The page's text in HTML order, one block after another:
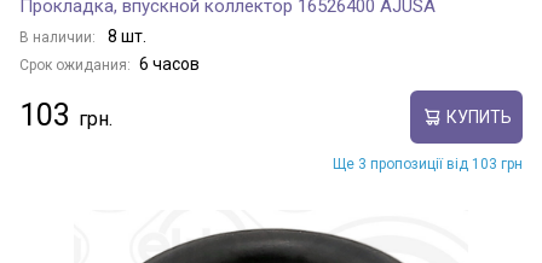
Прокладка, впускной коллектор 16526400 AJUSA
В наличии: 8 шт.
Срок ожидания: 6 часов
103 КУПИТЬ
Ще 3 пропозиції від 103 грн